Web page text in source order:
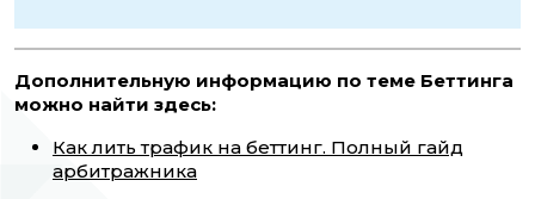
Дополнительную информацию по теме Беттинга
можно найти здесь:
Как лить трафик на беттинг. Полный гайд
арбитражника